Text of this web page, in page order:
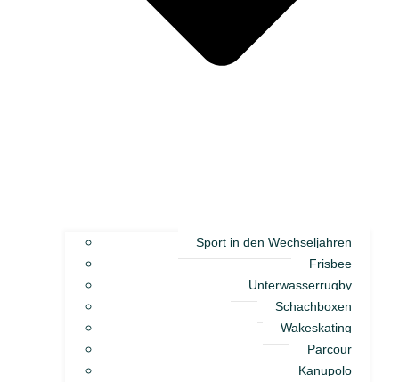
Sport in den Wechseljahren
Frisbee
Unterwasserrugby
Schachboxen
Wakeskating
Parcour
Kanupolo